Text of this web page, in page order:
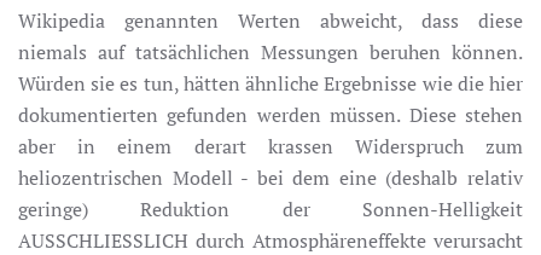
Wikipedia genannten Werten abweicht, dass diese
niemals auf tatsächlichen Messungen beruhen können.
Würden sie es tun, hätten ähnliche Ergebnisse wie die hier
dokumentierten gefunden werden müssen. Diese stehen
aber in einem derart krassen Widerspruch zum
heliozentrischen Modell - bei dem eine (deshalb relativ
geringe) Reduktion der Sonnen-Helligkeit
AUSSCHLIESSLICH durch Atmosphäreneffekte verursacht